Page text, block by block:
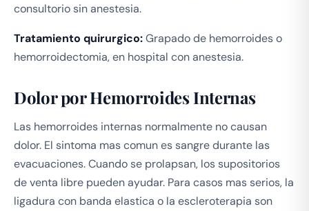
consultorio sin anestesia.
Tratamiento quirurgico:Grapado de hemorroides o
hemorroidectomia, en hospital con anestesia.
Dolor por Hemorroides Internas
Las hemorroides internas normalmente no causan
dolor. El sintoma mas comun es sangre durante las
evacuaciones. Cuando se prolapsan, los supositorios
de venta libre pueden ayudar. Para casos mas serios, la
ligadura con banda elastica o la escleroterapia son